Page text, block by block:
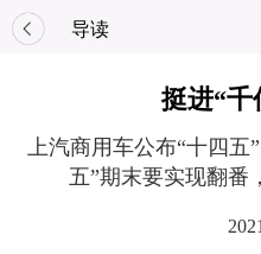
导读
挺进“千
上汽商用车公布“十四五
五”期末要实现翻番